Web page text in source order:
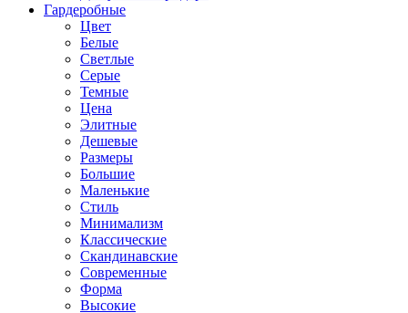
Гардеробные
Цвет
Белые
Светлые
Серые
Темные
Цена
Элитные
Дешевые
Размеры
Большие
Маленькие
Стиль
Минимализм
Классические
Скандинавские
Современные
Форма
Высокие